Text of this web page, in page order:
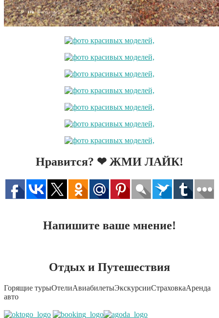
Нравится? ❤ ЖМИ ЛАЙК!
Напишите ваше мнение!
Отдых и Путешествия
Горящие турыОтелиАвиабилетыЭкскурсииСтраховкаАренда
авто